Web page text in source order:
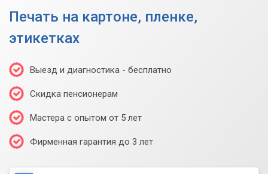
Печать на картоне, пленке,
этикетках
Выезд и диагностика - бесплатно
Скидка пенсионерам
Мастера с опытом от 5 лет
Фирменная гарантия до 3 лет